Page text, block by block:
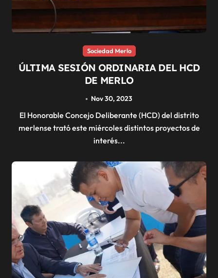
Sociedad Merlo
ÚLTIMA SESIÓN ORDINARIA DEL HCD
DE MERLO
Nov 30, 2023
El Honorable Concejo Deliberante (HCD) del distrito
merlense trató este miércoles distintos proyectos de
interés...